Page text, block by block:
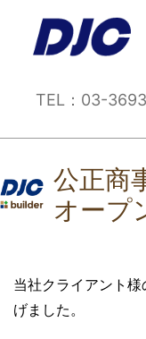
TEL：03-
公正商
オープ
当社クライアント
げました。